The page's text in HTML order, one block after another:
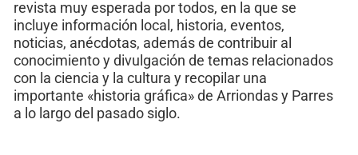
revista muy esperada por todos, en la que se
incluye información local, historia, eventos,
noticias, anécdotas, además de contribuir al
conocimiento y divulgación de temas relacionados
con la ciencia y la cultura y recopilar una
importante «historia gráfica» de Arriondas y Parres
a lo largo del pasado siglo.